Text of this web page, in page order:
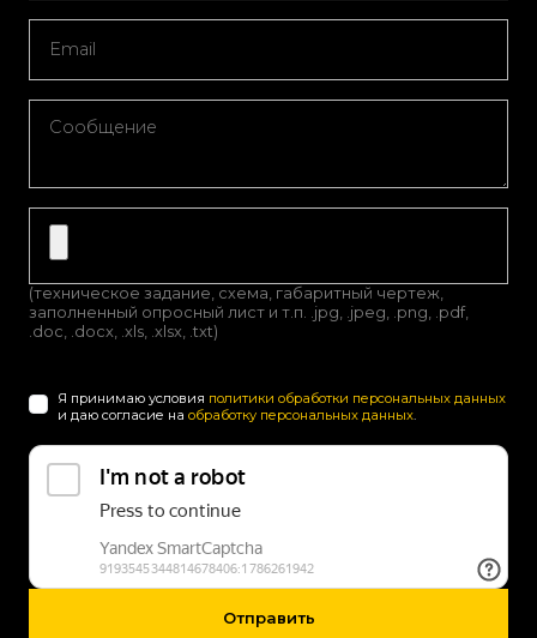
(техническое задание, схема, габаритный чертеж,
заполненный опросный лист и т.п. .jpg, .jpeg, .png, .pdf,
.doc, .docx, .xls, .xlsx, .txt)
Я принимаю условия политики обработки персональных данных
и даю согласие на обработку персональных данных.
Отправить